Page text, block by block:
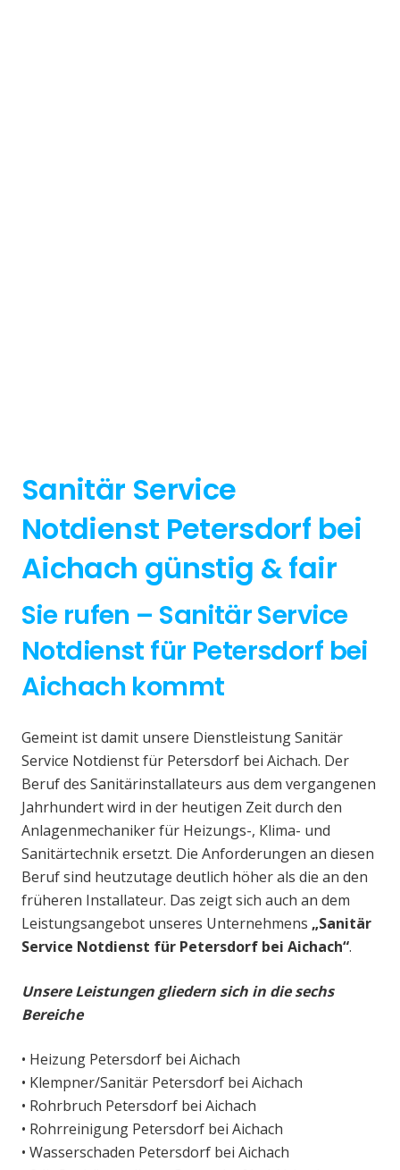
Sanitär Service
Notdienst Petersdorf bei
Aichach günstig & fair
Sie rufen – Sanitär Service
Notdienst für Petersdorf bei
Aichach kommt
Gemeint ist damit unsere Dienstleistung Sanitär
Service Notdienst für Petersdorf bei Aichach. Der
Beruf des Sanitärinstallateurs aus dem vergangenen
Jahrhundert wird in der heutigen Zeit durch den
Anlagenmechaniker für Heizungs-, Klima- und
Sanitärtechnik ersetzt. Die Anforderungen an diesen
Beruf sind heutzutage deutlich höher als die an den
früheren Installateur. Das zeigt sich auch an dem
Leistungsangebot unseres Unternehmens „Sanitär
Service Notdienst für Petersdorf bei Aichach“.
Unsere Leistungen gliedern sich in die sechs
Bereiche
• Heizung Petersdorf bei Aichach
• Klempner/Sanitär Petersdorf bei Aichach
• Rohrbruch Petersdorf bei Aichach
• Rohrreinigung Petersdorf bei Aichach
• Wasserschaden Petersdorf bei Aichach